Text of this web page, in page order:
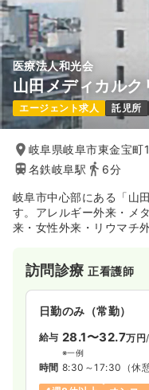
日勤のみ（パート）
給与 時給1,640円〜
日祝休み
オンコール
時給1,600円以上可
気になる
日勤のみ（パート）
給与 時給1,650円
時間 8:30～17:20
日祝休み
担当業務未
気になる
給与 32.4 万円/月
時間 8:30～17:20（休
土日祝休み
年間休日
医療法人和光会
山田メディカルク
エージェント求人 託児所
岐阜県岐阜市東金宝町
名鉄岐阜駅
6分
岐阜市中心部にある「山
す。アレルギー外来・メ
来・女性外来・リウマチ
訪問診療正看護師
日勤のみ（常勤）
給与 28.1〜32.7万円
※一例
時間 8:30～17:30 （休